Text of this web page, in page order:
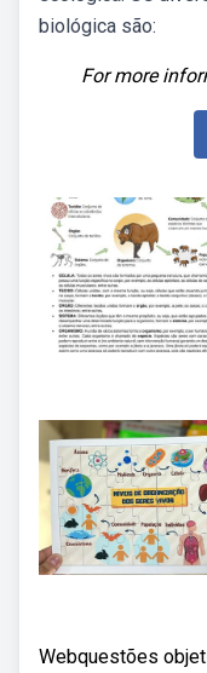
biológica são:
For more
Webquestões